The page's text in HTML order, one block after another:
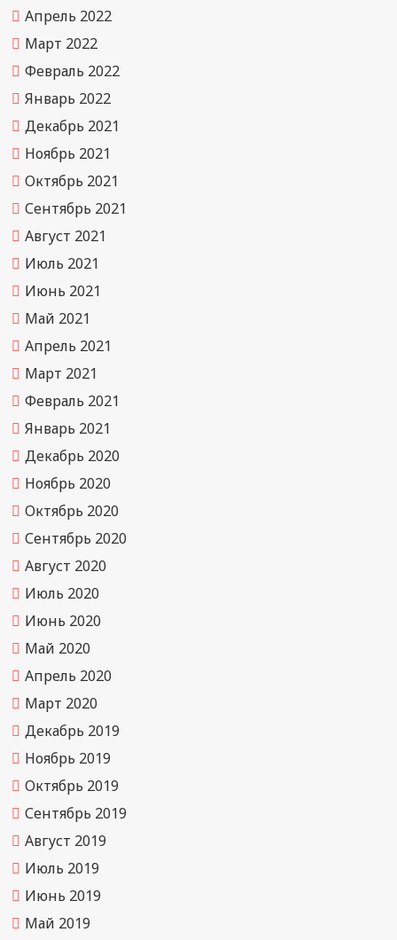
Апрель 2022
Март 2022
Февраль 2022
Январь 2022
Декабрь 2021
Ноябрь 2021
Октябрь 2021
Сентябрь 2021
Август 2021
Июль 2021
Июнь 2021
Май 2021
Апрель 2021
Март 2021
Февраль 2021
Январь 2021
Декабрь 2020
Ноябрь 2020
Октябрь 2020
Сентябрь 2020
Август 2020
Июль 2020
Июнь 2020
Май 2020
Апрель 2020
Март 2020
Декабрь 2019
Ноябрь 2019
Октябрь 2019
Сентябрь 2019
Август 2019
Июль 2019
Июнь 2019
Май 2019